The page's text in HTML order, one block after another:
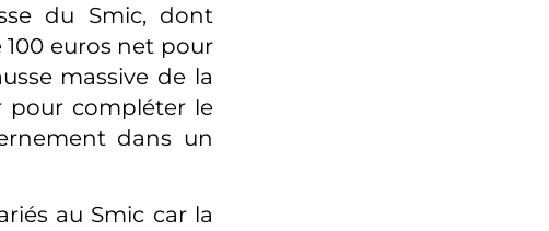
du Smic, dont
euros net pour
massive de la
pour compléter le
dans un
au Smic car la